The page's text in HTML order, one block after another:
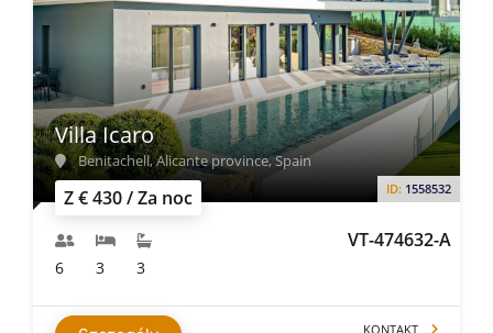
Z € 430 / Za noc ID: 1558532
VT-474632-A
Villa Icaro
Benitachell, Alicante province, Spain
6 3 3
KONTAKT